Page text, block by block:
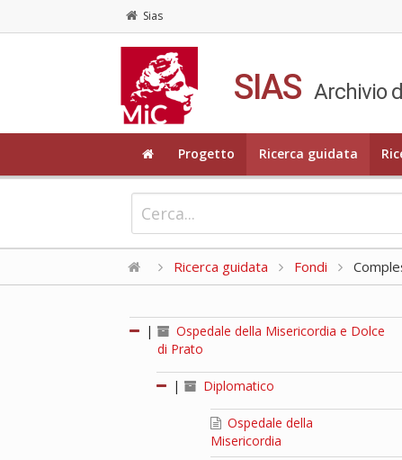
Sias
SIAS Archivio
Progetto Ricerca guidata
Ricerca guidata Fondi
|
Ospedale della Misericordia e Dolce
di Prato
| Diplomatico
Ospedale della
Misericordia